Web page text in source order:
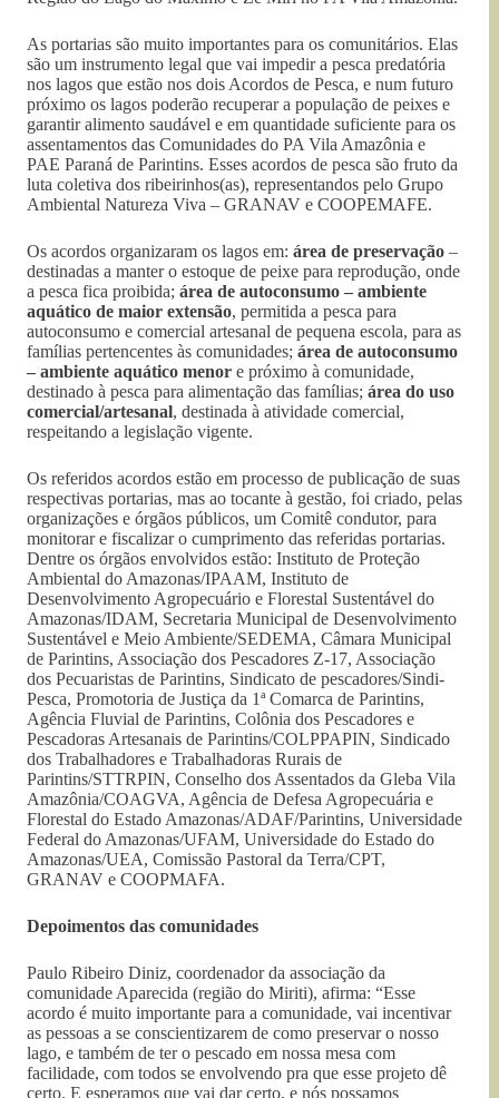
As portarias são muito importantes para os comunitários. Elas
são um instrumento legal que vai impedir a pesca predatória
nos lagos que estão nos dois Acordos de Pesca, e num futuro
próximo os lagos poderão recuperar a população de peixes e
garantir alimento saudável e em quantidade suficiente para os
assentamentos das Comunidades do PA Vila Amazônia e
PAE Paraná de Parintins. Esses acordos de pesca são fruto da
luta coletiva dos ribeirinhos(as), representandos pelo Grupo
Ambiental Natureza Viva – GRANAV e COOPEMAFE.
Os acordos organizaram os lagos em: área de preservação –
destinadas a manter o estoque de peixe para reprodução, onde
a pesca fica proibida; área de autoconsumo – ambiente
aquático de maior extensão, permitida a pesca para
autoconsumo e comercial artesanal de pequena escola, para as
famílias pertencentes às comunidades; área de autoconsumo
– ambiente aquático menor e próximo à comunidade,
destinado à pesca para alimentação das famílias; área do uso
comercial/artesanal, destinada à atividade comercial,
respeitando a legislação vigente.
Os referidos acordos estão em processo de publicação de suas
respectivas portarias, mas ao tocante à gestão, foi criado, pelas
organizações e órgãos públicos, um Comitê condutor, para
monitorar e fiscalizar o cumprimento das referidas portarias.
Dentre os órgãos envolvidos estão: Instituto de Proteção
Ambiental do Amazonas/IPAAM, Instituto de
Desenvolvimento Agropecuário e Florestal Sustentável do
Amazonas/IDAM, Secretaria Municipal de Desenvolvimento
Sustentável e Meio Ambiente/SEDEMA, Câmara Municipal
de Parintins, Associação dos Pescadores Z-17, Associação
dos Pecuaristas de Parintins, Sindicato de pescadores/Sindi-
Pesca, Promotoria de Justiça da 1ª Comarca de Parintins,
Agência Fluvial de Parintins, Colônia dos Pescadores e
Pescadoras Artesanais de Parintins/COLPPAPIN, Sindicado
dos Trabalhadores e Trabalhadoras Rurais de
Parintins/STTRPIN, Conselho dos Assentados da Gleba Vila
Amazônia/COAGVA, Agência de Defesa Agropecuária e
Florestal do Estado Amazonas/ADAF/Parintins, Universidade
Federal do Amazonas/UFAM, Universidade do Estado do
Amazonas/UEA, Comissão Pastoral da Terra/CPT,
GRANAV e COOPMAFA.
Depoimentos das comunidades
Paulo Ribeiro Diniz, coordenador da associação da
comunidade Aparecida (região do Miriti), afirma: “Esse
acordo é muito importante para a comunidade, vai incentivar
as pessoas a se conscientizarem de como preservar o nosso
lago, e também de ter o pescado em nossa mesa com
facilidade, com todos se envolvendo pra que esse projeto dê
certo. E esperamos que vai dar certo, e nós possamos